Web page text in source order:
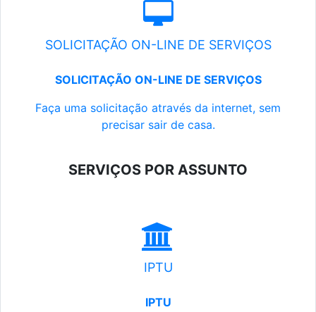
SOLICITAÇÃO ON-LINE DE SERVIÇOS
SOLICITAÇÃO ON-LINE DE SERVIÇOS
Faça uma solicitação através da internet, sem
precisar sair de casa.
SERVIÇOS POR ASSUNTO
IPTU
IPTU